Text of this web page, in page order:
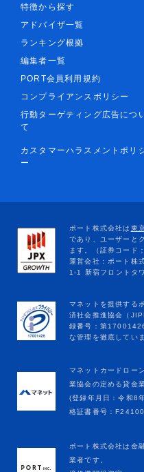
特徴から探す
アドバイザ一覧
ランキング根拠
編集者一覧
PORT会員利用規約
コンプライアンスポリシー
行動ターゲティング広告につ
て
カスタマーハラスメントポリ
ー
マネットカードロー
業協会の定める貸金
(登録年月日：令和8
格証書番号：
ポート株式会社は金
業者です。